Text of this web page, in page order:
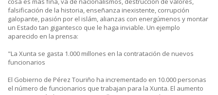
falsificación de la historia, enseñanza inexistente, corrupción
galopante, pasión por el islám, alianzas con energúmenos y montar
un Estado tan gigantesco que le haga inviable. Un ejemplo
aparecido en la prensa:
"La Xunta se gasta 1.000 millones en la contratación de nuevos
funcionarios
El Gobierno de Pérez Touriño ha incrementado en 10.000 personas
el número de funcionarios que trabajan para la Xunta. El aumento